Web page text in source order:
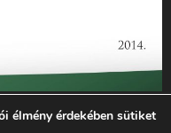
évi működésének
0121 sz. támogatási
élmény érdekében sütiket